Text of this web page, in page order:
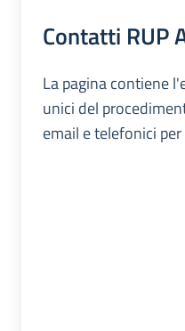
Contatti RUP
La pagina contiene
unici del
email e telefonici